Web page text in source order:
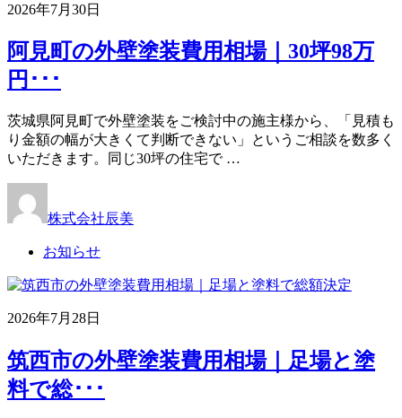
2026年7月30日
阿見町の外壁塗装費用相場｜30坪98万
円･･･
茨城県阿見町で外壁塗装をご検討中の施主様から、「見積も
り金額の幅が大きくて判断できない」というご相談を数多く
いただきます。同じ30坪の住宅で …
株式会社辰美
お知らせ
2026年7月28日
筑西市の外壁塗装費用相場｜足場と塗
料で総･･･